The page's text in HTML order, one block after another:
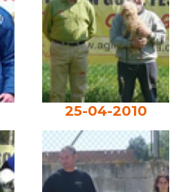
25-04-2010